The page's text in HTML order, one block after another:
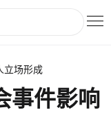
立场形成
事件影响